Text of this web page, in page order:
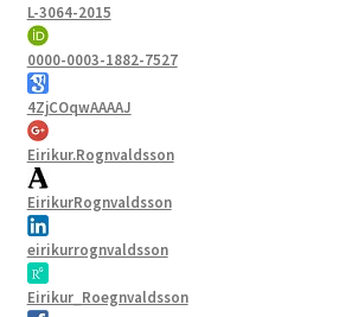
L-3064-2015
0000-0003-1882-7527
4ZjCOqwAAAAJ
Eirikur.Rognvaldsson
EirikurRognvaldsson
eirikurrognvaldsson
Eirikur_Roegnvaldsson